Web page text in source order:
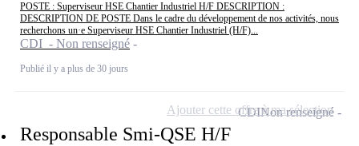
POSTE : Superviseur HSE Chantier Industriel H/F DESCRIPTION :
DESCRIPTION DE POSTE Dans le cadre du développement de nos activités, nous
recherchons un·e Superviseur HSE Chantier Industriel (H/F)...
CDI - Non renseigné
Publié il y a plus de 30 jours
Responsable Smi-QSE H/F
CDINon renseigné
Ajouter cette offre à ma sélection